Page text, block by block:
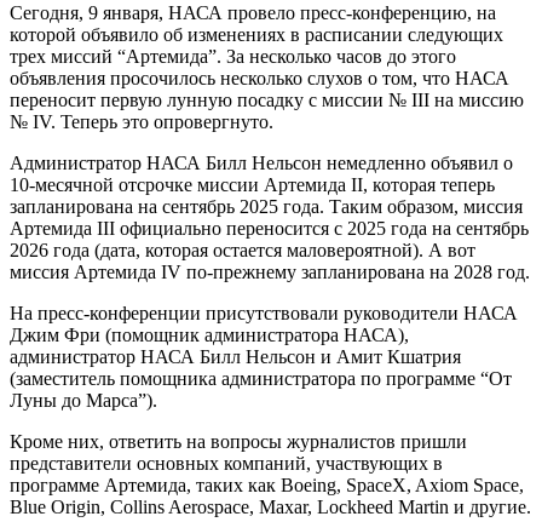
Сегодня, 9 января, НАСА провело пресс-конференцию, на
которой объявило об изменениях в расписании следующих
трех миссий “Артемида”. За несколько часов до этого
объявления просочилось несколько слухов о том, что НАСА
переносит первую лунную посадку с миссии № III на миссию
№ IV. Теперь это опровергнуто.
Администратор НАСА Билл Нельсон немедленно объявил о
10-месячной отсрочке миссии Артемида II, которая теперь
запланирована на сентябрь 2025 года. Таким образом, миссия
Артемида III официально переносится с 2025 года на сентябрь
2026 года (дата, которая остается маловероятной). А вот
миссия Артемида IV по-прежнему запланирована на 2028 год.
На пресс-конференции присутствовали руководители НАСА
Джим Фри (помощник администратора НАСА),
администратор НАСА Билл Нельсон и Амит Кшатрия
(заместитель помощника администратора по программе “От
Луны до Марса”).
Кроме них, ответить на вопросы журналистов пришли
представители основных компаний, участвующих в
программе Артемида, таких как Boeing, SpaceX, Axiom Space,
Blue Origin, Collins Aerospace, Maxar, Lockheed Martin и другие.